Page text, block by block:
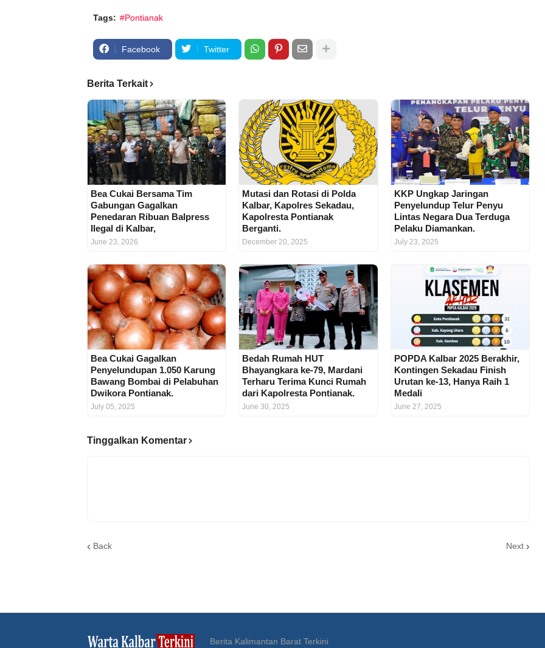
Tags: #Pontianak
Facebook Twitter
Berita Terkait
Bea Cukai Bersama Tim
Gabungan Gagalkan
Penedaran Ribuan Balpress
Ilegal di Kalbar,
June 23, 2026
Mutasi dan Rotasi di Polda
Kalbar, Kapolres Sekadau,
Kapolresta Pontianak
Berganti.
December 20, 2025
KKP Ungkap Jaringan
Penyelundup Telur Penyu
Lintas Negara Dua Terduga
Pelaku Diamankan.
July 23, 2025
Bea Cukai Gagalkan
Penyelundupan 1.050 Karung
Bawang Bombai di Pelabuhan
Dwikora Pontianak.
July 05, 2025
Bedah Rumah HUT
Bhayangkara ke-79, Mardani
Terharu Terima Kunci Rumah
dari Kapolresta Pontianak.
June 30, 2025
POPDA Kalbar 2025 Berakhir,
Kontingen Sekadau Finish
Urutan ke-13, Hanya Raih 1
Medali
June 27, 2025
Tinggalkan Komentar
Back Next
Berita Kalimantan Barat Terkini